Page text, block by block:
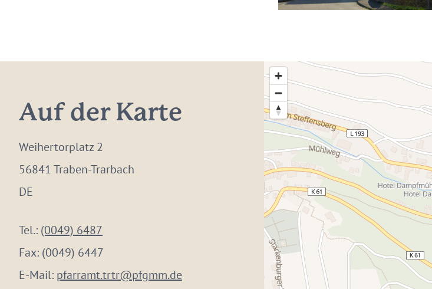
Auf der Karte
Weihertorplatz 2
56841 Traben-Trarbach
DE
Tel.: (0049) 6487
Fax: (0049) 6447
E-Mail: pfarramt.trtr@pfgmm.de